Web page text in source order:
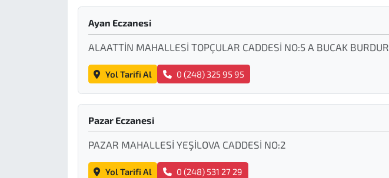
Ayan Eczanesi
ALAATTİN MAHALLESİ TOPÇULAR CADDESİ NO:5 A BUCAK BURDUR
Yol Tarifi Al 0 (248) 325 95 95
Pazar Eczanesi
PAZAR MAHALLESİ YEŞİLOVA CADDESİ NO:2
Yol Tarifi Al 0 (248) 531 27 29